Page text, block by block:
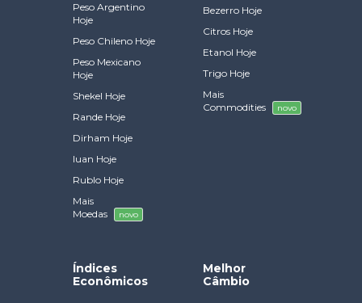
Peso Argentino
Hoje
Peso Chileno Hoje
Peso Mexicano
Hoje
Shekel Hoje
Rande Hoje
Dirham Hoje
Iuan Hoje
Rublo Hoje
Mais
Moedas
novo
Bezerro Hoje
Citros Hoje
Etanol Hoje
Trigo Hoje
Mais
Commodities
novo
Índices
Econômicos
Melhor
Câmbio